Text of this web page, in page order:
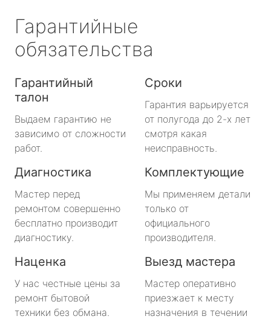
Гарантийные
обязательства
Гарантийный
талон
Выдаем гарантию не
зависимо от сложности
работ.
Сроки
Гарантия варьируется
от полугода до 2-х лет
смотря какая
неисправность.
Диагностика
Мастер перед
ремонтом совершенно
бесплатно производит
диагностику.
Комплектующие
Мы применяем детали
только от
официального
производителя.
Наценка
У нас честные цены за
ремонт бытовой
техники без обмана.
Выезд мастера
Мастер оперативно
приезжает к месту
назначения в течении